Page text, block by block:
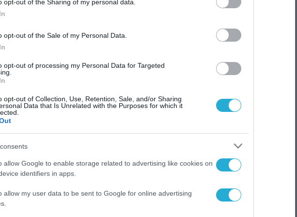
opt-out of the Sharing of my personal data.
opt-out of the Sale of my Personal Data.
opt-out of processing my Personal Data for Targeted
opt-out of Collection, Use, Retention, Sale, and/or Sharing
Data that Is Unrelated with the Purposes for which it
allow Google to enable storage related to advertising like cookies on
identifiers in apps.
allow my user data to be sent to Google for online advertising
πολύ ισχυρών βαρομετρικών χαμηλών
τον ατλαντικό και πώς στις 5
τη χώρα μας η πρώτη φθινοπωρινή